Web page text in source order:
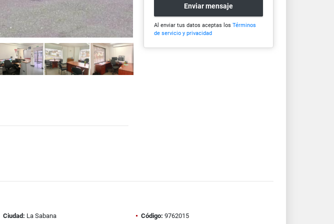
Enviar mensaje
Al enviar tus datos aceptas los Términos
de servicio y privacidad
Ciudad: La Sabana Código: 9762015